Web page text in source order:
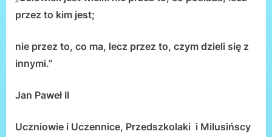
przez to kim jest;
nie przez to, co ma, lecz przez to, czym dzieli się z
innymi.”
Jan Paweł II
Uczniowie i Uczennice, Przedszkolaki i Milusińscy